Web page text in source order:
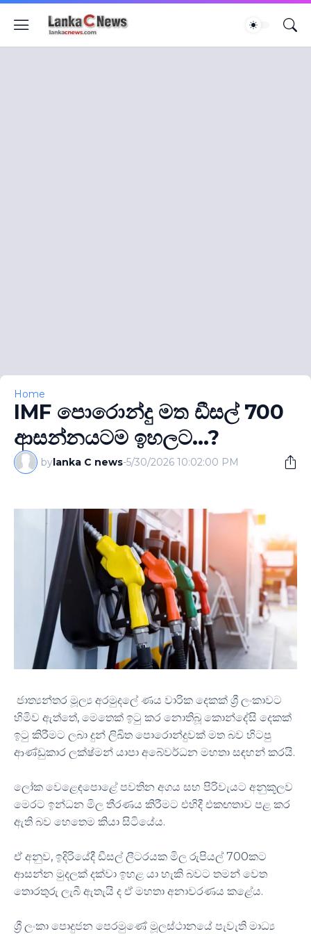
Home
IMF පොරොන්දු මත ඩීසල් 700
ආසන්නයටම ඉහලට...?
bylanka C news-5/30/2026 10:02:00 PM
ජාත්‍යන්තර මූල්‍ය අරමුදලේ ණය වාරික දෙකක් ශ්‍රී ලංකාවට
හිමිව ඇත්තේ, මෙතෙක් ඉටු කර නොතිබූ කොන්දේසි දෙකක්
ඉටු කිරීමට ලබා දුන් ලිඛිත පොරොන්දුවක් මත බව හිටපු
ආණ්ඩුකාර ලක්ෂ්මන් යාපා අබේවර්ධන මහතා සඳහන් කරයි.
ලෝක වෙළෙඳපොළේ පවතින අගය සහ පිරිවැයට අනුකූලව
මෙරට ඉන්ධන මිල තීරණය කිරීමට එහිදී එකඟතාව පළ කර
ඇති බව හෙතෙම කියා සිටියේය.
ඒ අනුව, ඉදිරියේදී ඩීසල් ලීටරයක මිල රුපියල් 700කට
ආසන්න මුදලක් දක්වා ඉහළ යා හැකි බවට තමන් වෙත
තොරතුරු ලැබී ඇතැයි ද ඒ මහතා අනාවරණය කළේය.
ශ්‍රී ලංකා පොදුජන පෙරමුණේ මූලස්ථානයේ පැවැති මාධ්‍ය